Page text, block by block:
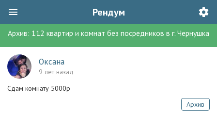
Рендум
Архив: 112 квартир и комнат без посредников в г. Чернушка
Оксана
9 лет назад
Сдам комнату 5000р
Архив